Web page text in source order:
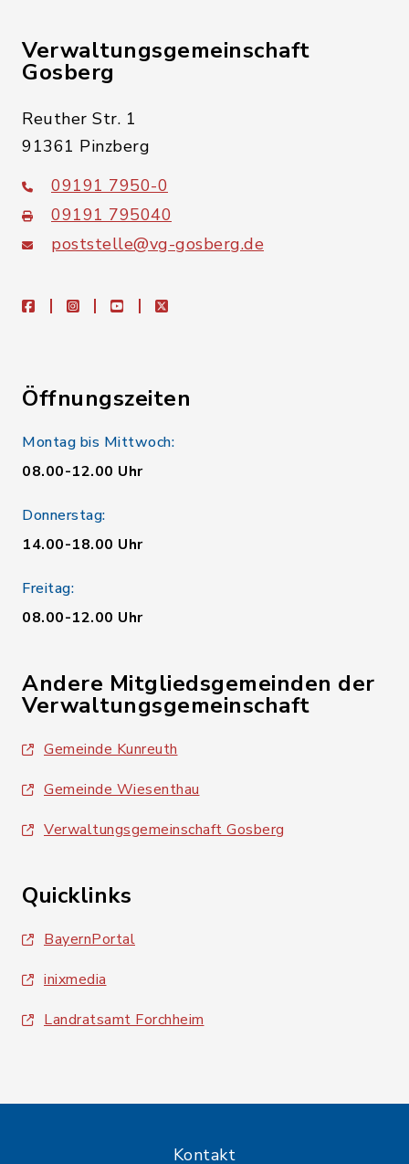
Verwaltungsgemeinschaft
Gosberg
Reuther Str. 1
91361 Pinzberg
09191 7950-0
09191 795040
poststelle@vg-gosberg.de
facebookinstagramyoutubeX
Öffnungszeiten
Montag bis Mittwoch:
08.00-12.00 Uhr
Donnerstag:
14.00-18.00 Uhr
Freitag:
08.00-12.00 Uhr
Andere Mitgliedsgemeinden der
Verwaltungsgemeinschaft
Gemeinde Kunreuth
Gemeinde Wiesenthau
Verwaltungsgemeinschaft Gosberg
Quicklinks
BayernPortal
inixmedia
Landratsamt Forchheim
Kontakt